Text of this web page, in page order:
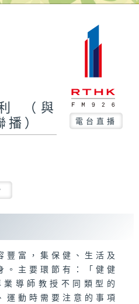
（與
播）
電台直播
豐富，集保健、生活及
。主要環節有：「健健
導師教授不同類型的
運動時需要注意的事項